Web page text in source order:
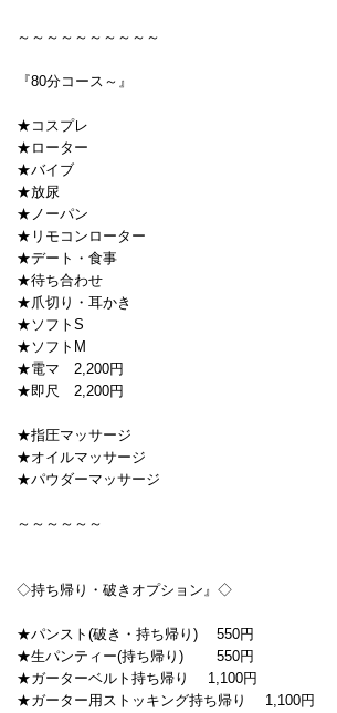
～～～～～～～～～～
『80分コース～』
★コスプレ
★ローター
★バイブ
★放尿
★ノーパン
★リモコンローター
★デート・食事
★待ち合わせ
★爪切り・耳かき
★ソフトS
★ソフトM
★電マ 2,200円
★即尺 2,200円
★指圧マッサージ
★オイルマッサージ
★パウダーマッサージ
～～～～～～
◇持ち帰り・破きオプション』◇
★パンスト(破き・持ち帰り) 550円
★生パンティー(持ち帰り) 550円
★ガーターベルト持ち帰り 1,100円
★ガーター用ストッキング持ち帰り 1,100円